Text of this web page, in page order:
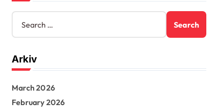
S
a
c
h
o
r
Arkiv
March 2026
February 2026